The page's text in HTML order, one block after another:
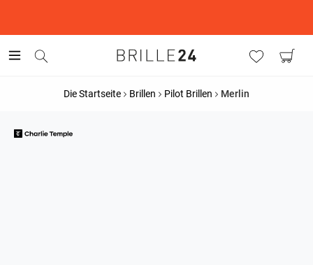
Die Startseite Brillen Pilot Brillen Merlin